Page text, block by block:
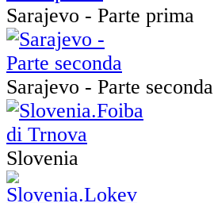
Sarajevo - Parte prima
Sarajevo - Parte seconda
Slovenia